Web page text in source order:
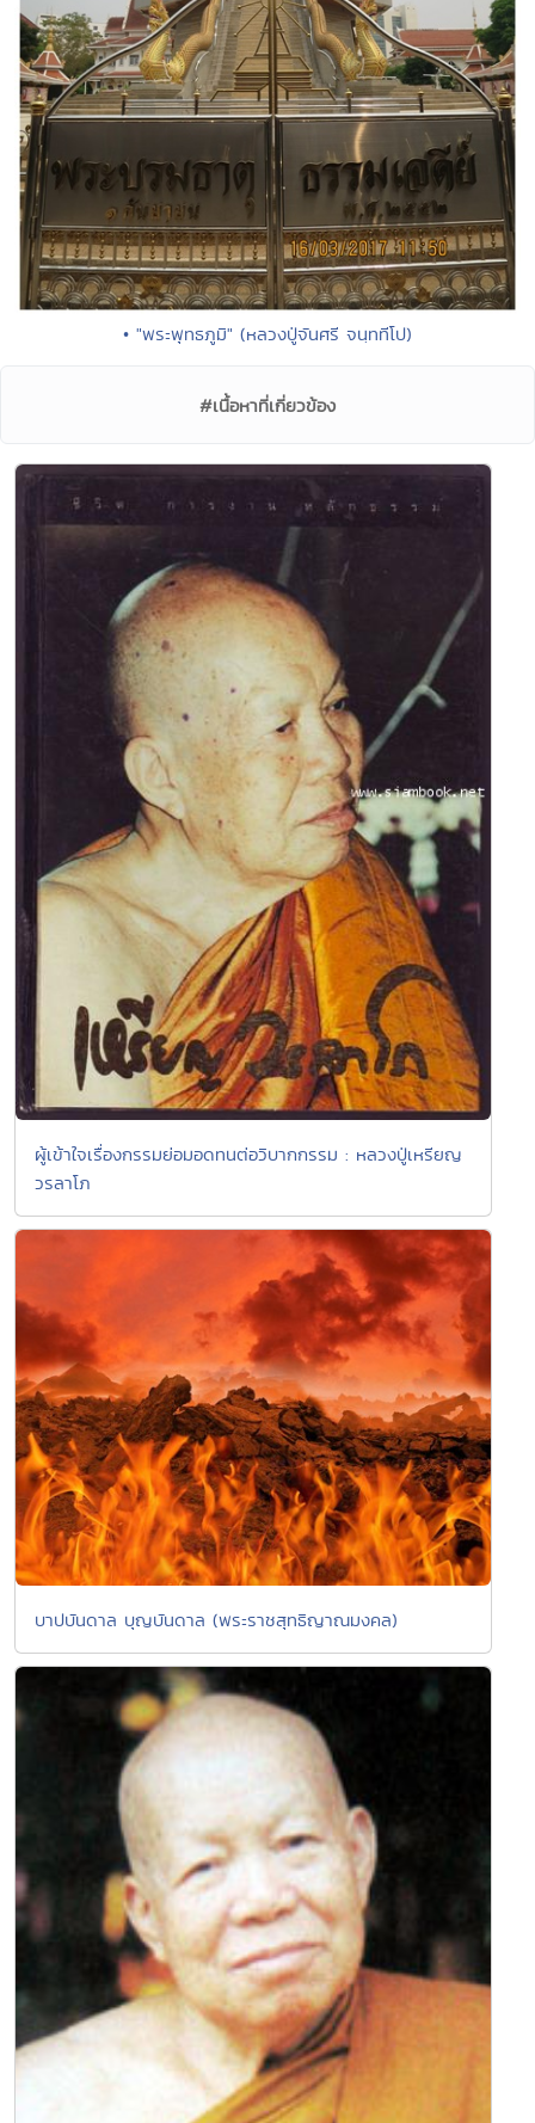
• "พระพุทธภูมิ" (หลวงปู่จันศรี จนฺททีโป)
#เนื้อหาที่เกี่ยวข้อง
ผู้เข้าใจเรื่องกรรมย่อมอดทนต่อวิบากกรรม : หลวงปู่เหรียญ
วรลาโภ
บาปบันดาล บุญบันดาล (พระราชสุทธิญาณมงคล)